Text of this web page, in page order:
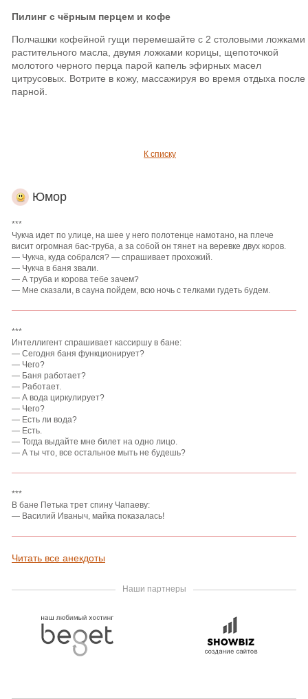
Пилинг с чёрным перцем и кофе
Полчашки кофейной гущи перемешайте с 2 столовыми ложками
растительного масла, двумя ложками корицы, щепоточкой
молотого черного перца парой капель эфирных масел
цитрусовых. Вотрите в кожу, массажируя во время отдыха после
парной.
К списку
Юмор
***
Чукча идет по улице, на шее у него полотенце намотано, на плече
висит огромная бас-труба, а за собой он тянет на веревке двух коров.
— Чукча, куда собрался? — спрашивает прохожий.
— Чукча в баня звали.
— А труба и корова тебе зачем?
— Мне сказали, в сауна пойдем, всю ночь с телками гудеть будем.
***
Интеллигент спрашивает кассиршу в бане:
— Сегодня баня функционирует?
— Чего?
— Баня работает?
— Работает.
— А вода циркулирует?
— Чего?
— Есть ли вода?
— Есть.
— Тогда выдайте мне билет на одно лицо.
— А ты что, все остальное мыть не будешь?
***
В бане Петька трет спину Чапаеву:
— Василий Иваныч, майка показалась!
Читать все анекдоты
Наши партнеры